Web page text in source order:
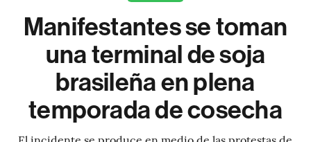
Manifestantes se toman
una terminal de soja
brasileña en plena
temporada de cosecha